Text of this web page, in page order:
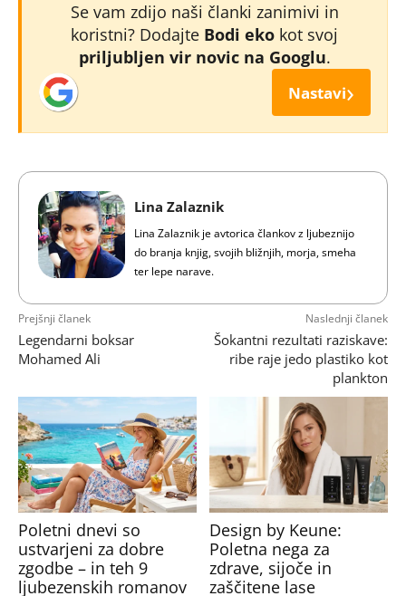
Se vam zdijo naši članki zanimivi in
koristni? Dodajte Bodi eko kot svoj
priljubljen vir novic na Googlu.
Nastavi›
Lina Zalaznik
Lina Zalaznik je avtorica člankov z ljubeznijo
do branja knjig, svojih bližnjih, morja, smeha
ter lepe narave.
Prejšnji članek
Legendarni boksar
Mohamed Ali
Naslednji članek
Šokantni rezultati raziskave:
ribe raje jedo plastiko kot
plankton
Poletni dnevi so
ustvarjeni za dobre
zgodbe – in teh 9
ljubezenskih romanov
Design by Keune:
Poletna nega za
zdrave, sijoče in
zaščitene lase